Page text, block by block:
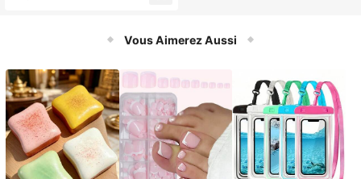
Vous Aimerez Aussi